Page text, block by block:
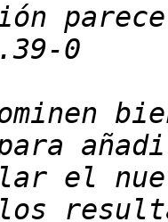
el